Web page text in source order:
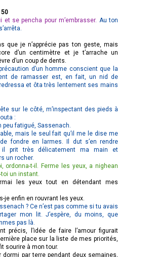
et se pencha pour m’embrasser. Au ton
que je n’apprécie pas ton geste, mais
d’un centimètre et je t’arrache un
d’un coup de dents.
d’un homme conscient que la
de ramasser est, en fait, un nid de
et ôta très lentement ses mains
sur le côté, m’inspectant des pieds à
:
peu fatigué, Sassenach.
mais le seul fait qu’il me le dise me
fondre en larmes. Il dut s’en rendre
il prit très délicatement ma main et
un rocher.
ordonna-t-il. Ferme les yeux, a nighean
toi un instant.
les yeux tout en détendant mes
je enfin en rouvrant les yeux.
? Ce n’est pas comme si tu avais
mon lit. J’espère, du moins, que
pas là.
précis, l’idée de faire l’amour figurait
place sur la liste de mes priorités,
sourire à mon tour.
dormi par terre pendant deux semaines,